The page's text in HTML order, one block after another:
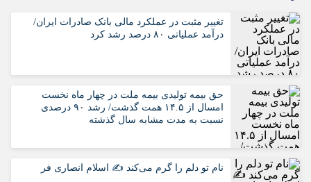
تغییر مثبت در عملکرد مالی بانک صادرات ایران/
درآمد عملیاتی ۸۰ درصد رشد کرد
حق بیمه تولیدی بیمه ملت در چهار ماه نخست
امسال از ۱۴.۵ همت گذشت/ رشد ۹۰ درصدی
نسبت به مدت مشابه سال گذشته
نام تو دلم را گرم می‌کند ✍️ اسلام انصاری فر